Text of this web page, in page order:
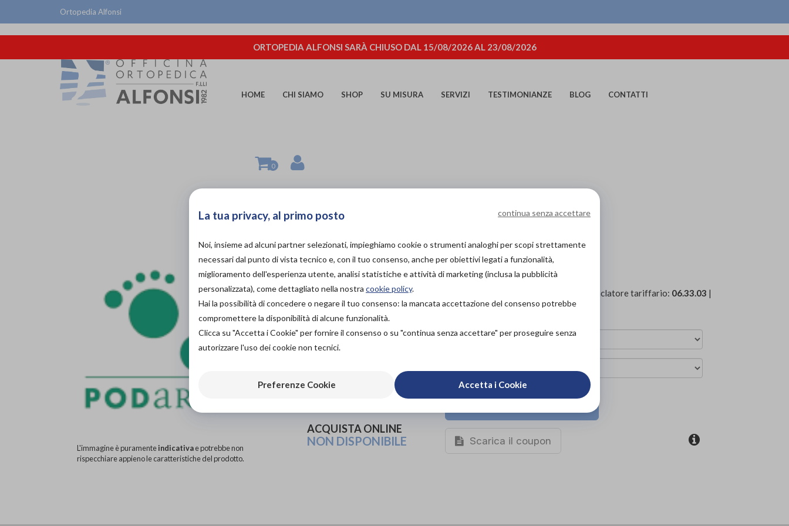
Ortopedia Alfonsi
ORTOPEDIA ALFONSI SARÀ CHIUSO DAL 15/08/2026 AL 23/08/2026
HOME CHI SIAMO SHOP SU MISURA SERVIZI TESTIMONIANZE BLOG CONTATTI
0
CRISTAL GRIGIO
L'immagine è puramenteindicativae potrebbe non
rispecchiare appieno le caratteristiche del prodotto.
Podartis
Scarpe ortopediche
Codice OTGP: PODXL19316| Riferimento produttore: | Codice Nomenclatore tariffario: 06.33.03 |
Categoria:Calzature ortopediche e plantari»Scarpe ortopediche»Per donna
PROVA E ACQUISTA IN
NEGOZIO
PROVA E NOLEGGIA IN
ACQUISTA ONLINE
NON DISPONIBILE Scarica il coupon
La tua privacy, al primo posto continua senza accettare
Noi, insieme ad alcuni partner selezionati, impieghiamo cookie o strumenti analoghi per scopi strettamente
necessari dal punto di vista tecnico e, con il tuo consenso, anche per obiettivi legati a funzionalità,
miglioramento dell'esperienza utente, analisi statistiche e attività di marketing (inclusa la pubblicità
personalizzata), come dettagliato nella nostra cookie policy.
Hai la possibilità di concedere o negare il tuo consenso: la mancata accettazione del consenso potrebbe
compromettere la disponibilità di alcune funzionalità.
Clicca su "Accetta i Cookie" per fornire il consenso o su "continua senza accettare" per proseguire senza
autorizzare l'uso dei cookie non tecnici.
Preferenze Cookie Accetta i Cookie